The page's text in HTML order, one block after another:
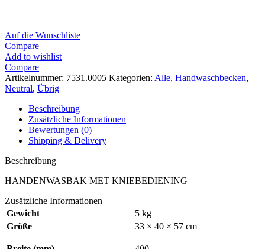
Auf die Wunschliste
Compare
Add to wishlist
Compare
Artikelnummer: 7531.0005 Kategorien: Alle, Handwaschbecken,
Neutral, Übrig
Beschreibung
Zusätzliche Informationen
Bewertungen (0)
Shipping & Delivery
Beschreibung
HANDENWASBAK MET KNIEBEDIENING
Zusätzliche Informationen
Gewicht
5 kg
Größe
33 × 40 × 57 cm